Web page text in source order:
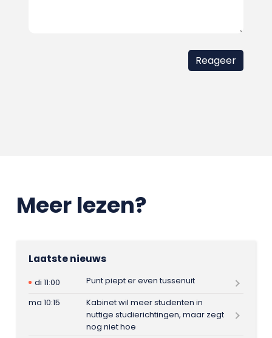
Meer lezen?
Laatste nieuws
di 11:00
Punt piept er even tussenuit
ma 10:15
Kabinet wil meer studenten in
nuttige studierichtingen, maar zegt
nog niet hoe